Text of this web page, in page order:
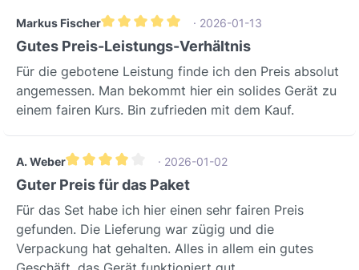
Markus Fischer
Durchschnittliche Bewertung von 5 von 5
· 2026-01-13
Gutes Preis-Leistungs-Verhältnis
Für die gebotene Leistung finde ich den Preis absolut
angemessen. Man bekommt hier ein solides Gerät zu
einem fairen Kurs. Bin zufrieden mit dem Kauf.
A. Weber
Durchschnittliche Bewertung von 4 von 5 Sternen
· 2026-01-02
Guter Preis für das Paket
Für das Set habe ich hier einen sehr fairen Preis
gefunden. Die Lieferung war zügig und die
Verpackung hat gehalten. Alles in allem ein gutes